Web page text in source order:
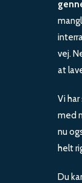
vej.
at
Vi
med
nu
helt
Du